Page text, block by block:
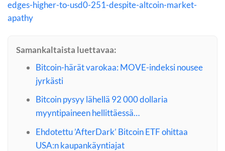
edges-higher-to-usd0-251-despite-altcoin-market-
apathy
Samankaltaista luettavaa:
Bitcoin-härät varokaa: MOVE-indeksi nousee
jyrkästi
Bitcoin pysyy lähellä 92 000 dollaria
myyntipaineen hellittäessä…
Ehdotettu ’AfterDark’ Bitcoin ETF ohittaa
USA:n kaupankäyntiajat